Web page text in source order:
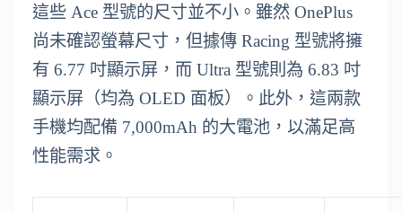
這些 Ace 型號的尺寸並不小。雖然 OnePlus
尚未確認螢幕尺寸，但據傳 Racing 型號將擁
有 6.77 吋顯示屏，而 Ultra 型號則為 6.83 吋
顯示屏（均為 OLED 面板）。此外，這兩款
手機均配備 7,000mAh 的大電池，以滿足高
性能需求。